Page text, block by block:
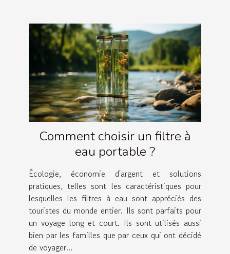
Comment choisir un filtre à
eau portable ?
Écologie, économie d'argent et solutions
pratiques, telles sont les caractéristiques pour
lesquelles les filtres à eau sont appréciés des
touristes du monde entier. Ils sont parfaits pour
un voyage long et court. Ils sont utilisés aussi
bien par les familles que par ceux qui ont décidé
de voyager...